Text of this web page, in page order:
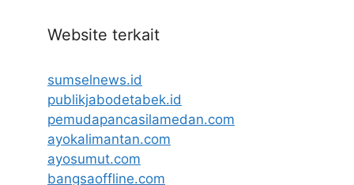
Website terkait
sumselnews.id
publikjabodetabek.id
pemudapancasilamedan.com
ayokalimantan.com
ayosumut.com
bangsaoffline.com